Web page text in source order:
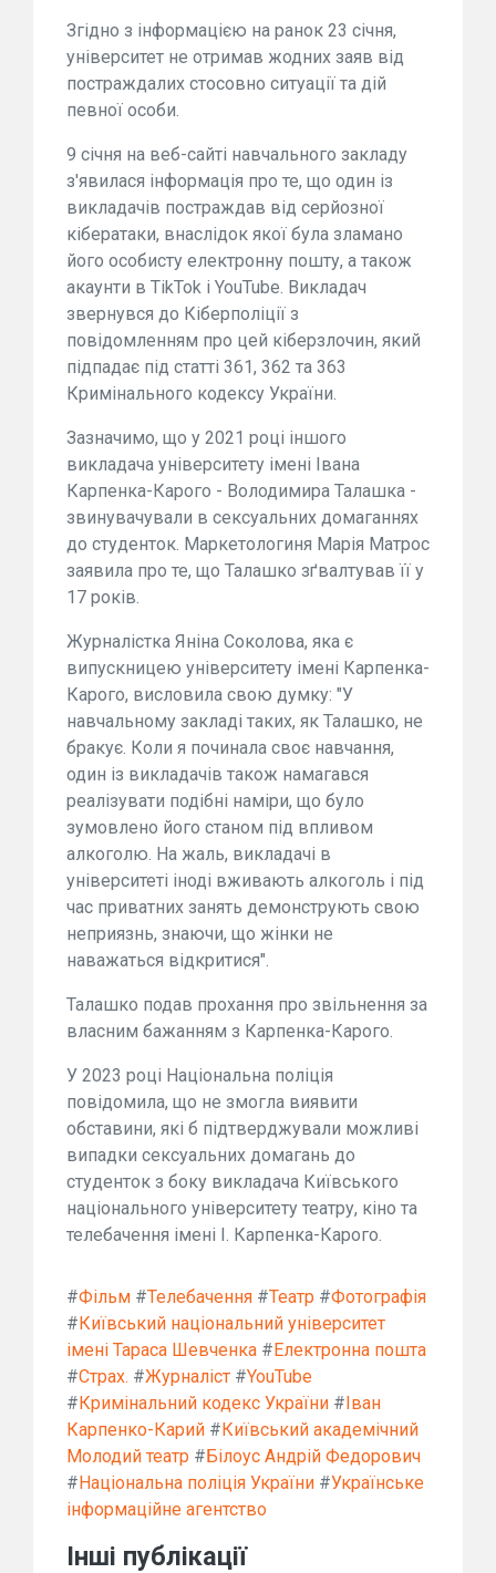
Згідно з інформацією на ранок 23 січня,
університет не отримав жодних заяв від
постраждалих стосовно ситуації та дій
певної особи.
9 січня на веб-сайті навчального закладу
з'явилася інформація про те, що один із
викладачів постраждав від серйозної
кібератаки, внаслідок якої була зламано
його особисту електронну пошту, а також
акаунти в TikTok і YouTube. Викладач
звернувся до Кіберполіції з
повідомленням про цей кіберзлочин, який
підпадає під статті 361, 362 та 363
Кримінального кодексу України.
Зазначимо, що у 2021 році іншого
викладача університету імені Івана
Карпенка-Карого - Володимира Талашка -
звинувачували в сексуальних домаганнях
до студенток. Маркетологиня Марія Матрос
заявила про те, що Талашко зґвалтував її у
17 років.
Журналістка Яніна Соколова, яка є
випускницею університету імені Карпенка-
Карого, висловила свою думку: "У
навчальному закладі таких, як Талашко, не
бракує. Коли я починала своє навчання,
один із викладачів також намагався
реалізувати подібні наміри, що було
зумовлено його станом під впливом
алкоголю. На жаль, викладачі в
університеті іноді вживають алкоголь і під
час приватних занять демонструють свою
неприязнь, знаючи, що жінки не
наважаться відкритися".
Талашко подав прохання про звільнення за
власним бажанням з Карпенка-Карого.
У 2023 році Національна поліція
повідомила, що не змогла виявити
обставини, які б підтверджували можливі
випадки сексуальних домагань до
студенток з боку викладача Київського
національного університету театру, кіно та
телебачення імені І. Карпенка-Карого.
#Фільм #Телебачення #Театр #Фотографія
#Київський національний університет
імені Тараса Шевченка #Електронна пошта
#Страх. #Журналіст #YouTube
#Кримінальний кодекс України #Іван
Карпенко-Карий #Київський академічний
Молодий театр #Білоус Андрій Федорович
#Національна поліція України #Українське
інформаційне агентство
Інші публікації